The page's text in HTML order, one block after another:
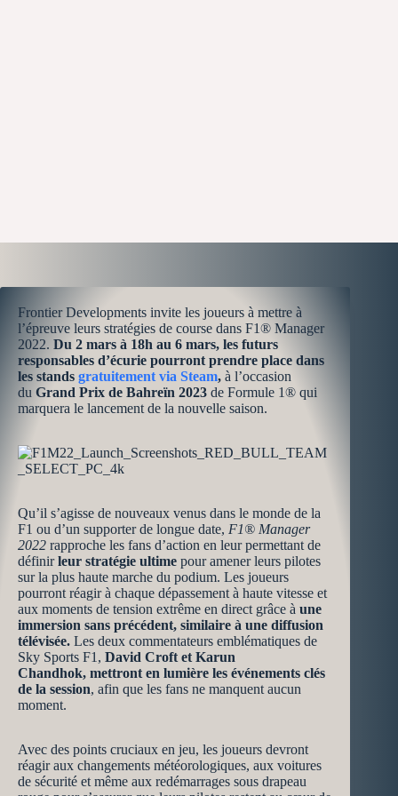
Frontier Developments invite les joueurs à mettre à
l’épreuve leurs stratégies de course dans F1® Manager
2022. Du 2 mars à 18h au 6 mars, les futurs
responsables d’écurie pourront prendre place dans
les stands gratuitement via Steam, à l’occasion
du Grand Prix de Bahreïn 2023 de Formule 1® qui
marquera le lancement de la nouvelle saison.
Qu’il s’agisse de nouveaux venus dans le monde de la
F1 ou d’un supporter de longue date, F1® Manager
2022 rapproche les fans d’action en leur permettant de
définirleur stratégie ultime pour amener leurs pilotes
sur la plus haute marche du podium. Les joueurs
pourront réagir à chaque dépassement à haute vitesse et
aux moments de tension extrême en direct grâce à une
immersion sans précédent, similaire à une diffusion
télévisée. Les deux commentateurs emblématiques de
Sky Sports F1, David Croft et Karun
Chandhok, mettront en lumière les événements clés
de la session, afin que les fans ne manquent aucun
moment.
Avec des points cruciaux en jeu, les joueurs devront
réagir aux changements météorologiques, aux voitures
de sécurité et même aux redémarrages sous drapeau